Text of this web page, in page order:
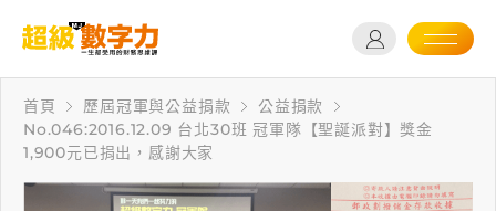
首頁 歷屆冠軍與公益捐款
公益捐款
No.046:2016.12.09 台北30班 冠軍隊【聖誕派對】獎金
1,900元已捐出，感謝大家